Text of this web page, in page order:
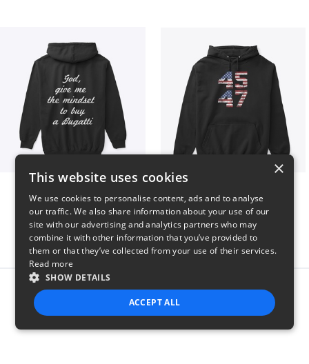
Report this product
×
This website uses cookies
We use cookies to personalise content, ads and to analyse
our traffic. We also share information about your use of our
site with our advertising and analytics partners who may
combine it with other information that you’ve provided to
them or that they’ve collected from your use of their services.
Read more
SHOW DETAILS
ACCEPT ALL
STRICTLY NECESSARY PERFORMANCE